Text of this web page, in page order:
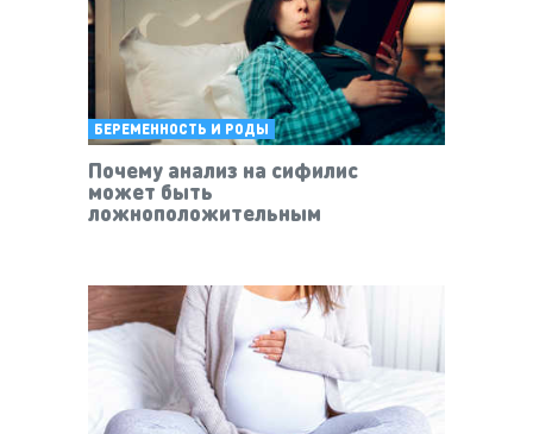
БЕРЕМЕННОСТЬ И РОДЫ
Почему анализ на сифилис
может быть
ложноположительным